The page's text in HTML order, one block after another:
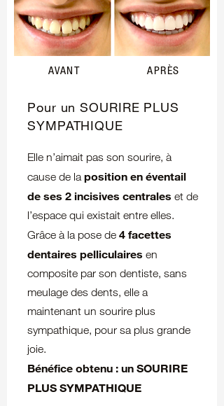
AVANT APRÈS
Pour un SOURIRE PLUS
SYMPATHIQUE
Elle n’aimait pas son sourire, à
cause de laposition en éventail
de ses 2 incisives centrales et de
l’espace qui existait entre elles.
Grâce à la pose de 4 facettes
dentaires pelliculaires en
composite par son dentiste, sans
meulage des dents, elle a
maintenant un sourire plus
sympathique, pour sa plus grande
joie.
Bénéfice obtenu : un SOURIRE
PLUS SYMPATHIQUE